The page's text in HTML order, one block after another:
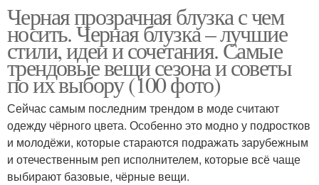
Удлиненный шакет Шакет в сочетании
Образ с джинсами
Черная прозрачная блузка с чем
носить. Черная блузка – лучшие
стили, идеи и сочетания. Самые
трендовые вещи сезона и советы
по их выбору (100 фото)
Сейчас самым последним трендом в моде считают
одежду чёрного цвета. Особенно это модно у подростков
и молодёжи, которые стараются подражать зарубежным
и отечественным реп исполнителем, которые всё чаще
выбирают базовые, чёрные вещи.